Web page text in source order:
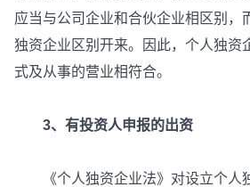
应当与公司企业和合伙企业相区别，
独资企业区别开来。因此，个人独资
式及从事的营业相符合。
3、有投资人申报的出资
《个人独资企业法》对设立个人